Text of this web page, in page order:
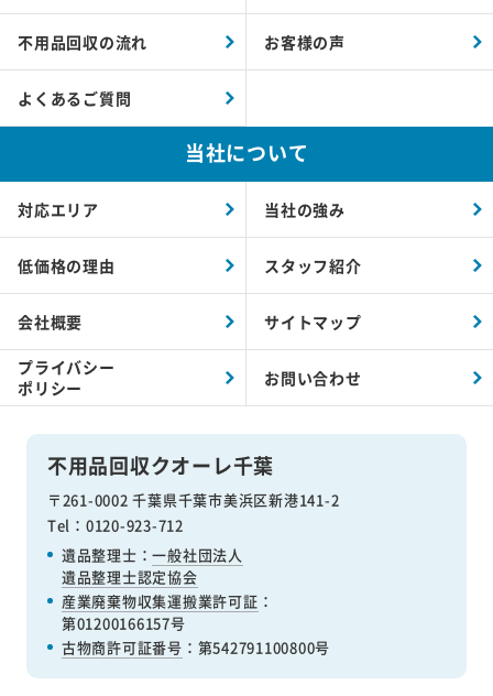
不用品回収クオーレ千葉
〒261-0002 千葉県千葉市美浜区新港141-2
Tel：0120-923-712
遺品整理士：一般社団法人
遺品整理士認定協会
産業廃棄物収集運搬業許可証 ：
第01200166157号
古物商許可証番号 ：第542791100800号
不用品回収の流れ お客様の声
よくあるご質問
当社について
対応エリア 当社の強み
低価格の理由 スタッフ紹介
会社概要 サイトマップ
プライバシー
ポリシー
お問い合わせ